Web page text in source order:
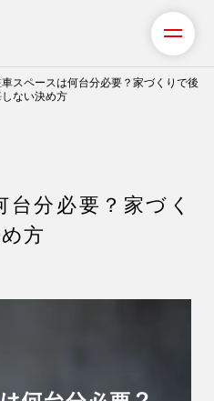
スペースは何台分必要？家づくりで後
ない決め方
分必要？家づく
方
）
ベーション
声